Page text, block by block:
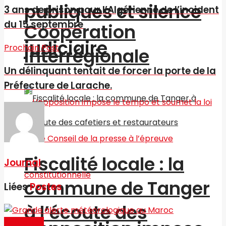
Coopération
interrégionale
Fiscalité locale : la
commune de Tanger
à l’écoute des
publiques et silence
judiciaire
3 ans de prison pour l’Algérienne de l’incident
du 15 septembre
Prochain Post
Un délinquant tentait de forcer la porte de la
Préfecture de Larache.
Journal
LiéesPostes